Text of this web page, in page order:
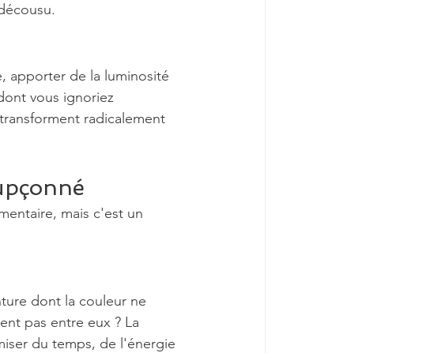
apporter de la luminosité
vous ignoriez
radicalement
mais c'est un
dont la couleur ne
pas entre eux ? La
du temps, de l'énergie